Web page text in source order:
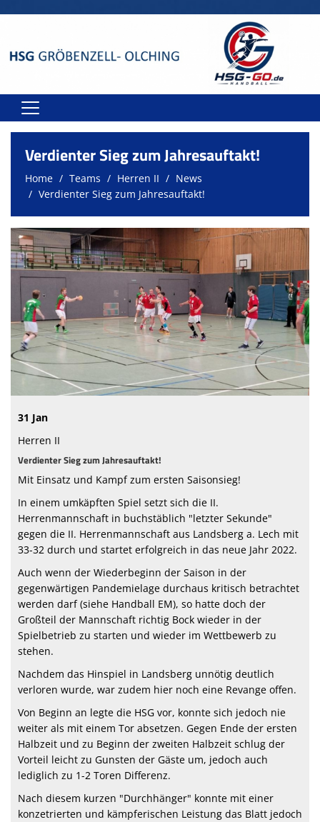
Home
Spielstätten
Spielplan
Sponsoren
Kontakt
Onlineshop
Bildergalerie
Verdienter Sieg zum Jahresauftakt!
Home Teams Herren II
News
Verdienter Sieg zum Jahresauftakt!
31 Jan
Herren II
Verdienter Sieg zum Jahresauftakt!
Mit Einsatz und Kampf zum ersten Saisonsieg!
In einem umkäpften Spiel setzt sich die II.
Herrenmannschaft in buchstäblich "letzter Sekunde"
gegen die II. Herrenmannschaft aus Landsberg a. Lech mit
33-32 durch und startet erfolgreich in das neue Jahr 2022.
Auch wenn der Wiederbeginn der Saison in der
gegenwärtigen Pandemielage durchaus kritisch betrachtet
werden darf (siehe Handball EM), so hatte doch der
Großteil der Mannschaft richtig Bock wieder in der
Spielbetrieb zu starten und wieder im Wettbewerb zu
stehen.
Nachdem das Hinspiel in Landsberg unnötig deutlich
verloren wurde, war zudem hier noch eine Revange offen.
Von Beginn an legte die HSG vor, konnte sich jedoch nie
weiter als mit einem Tor absetzen. Gegen Ende der ersten
Halbzeit und zu Beginn der zweiten Halbzeit schlug der
Vorteil leicht zu Gunsten der Gäste um, jedoch auch
lediglich zu 1-2 Toren Differenz.
Nach diesem kurzen "Durchhänger" konnte mit einer
konzetrierten und kämpferischen Leistung das Blatt jedoch